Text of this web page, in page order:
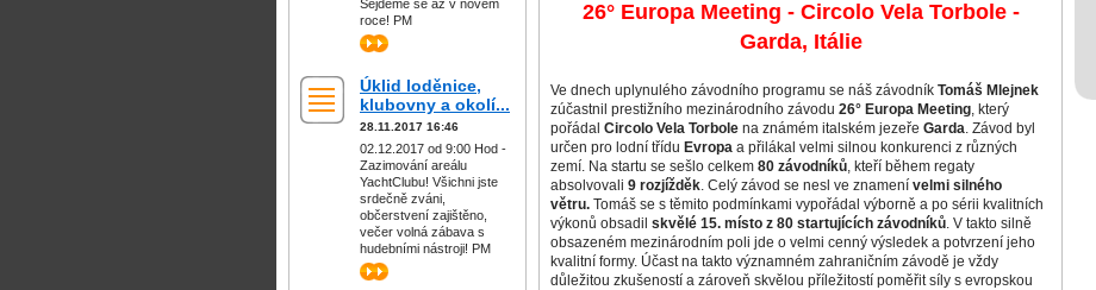
26° Europa Meeting - Circolo Vela Torbole -
Garda, Itálie
Ve dnech uplynulého závodního programu se náš závodník Tomáš Mlejnek
zúčastnil prestižního mezinárodního závodu 26° Europa Meeting, který
pořádal Circolo Vela Torbole na známém italském jezeře Garda. Závod byl
určen pro lodní třídu Evropa a přilákal velmi silnou konkurenci z různých
zemí. Na startu se sešlo celkem 80 závodníků, kteří během regaty
absolvovali 9 rozjížděk. Celý závod se nesl ve znamení velmi silného
větru. Tomáš se s těmito podmínkami vypořádal výborně a po sérii kvalitních
výkonů obsadil skvělé 15. místo z 80 startujících závodníků. V takto silně
obsazeném mezinárodním poli jde o velmi cenný výsledek a potvrzení jeho
kvalitní formy. Účast na takto významném zahraničním závodě je vždy
důležitou zkušeností a zároveň skvělou příležitostí poměřit síly s evropskou
Sejdeme se až v novém
roce! PM
>>
Úklid loděnice,
klubovny a okolí...
28.11.2017 16:46
02.12.2017 od 9:00 Hod -
Zazimování areálu
YachtClubu! Všichni jste
srdečně zváni,
občerstvení zajištěno,
večer volná zábava s
hudebními nástroji! PM
>>